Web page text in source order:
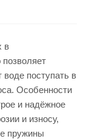
в
поступать в
Особенности
и надёжное
и износу,
пружины